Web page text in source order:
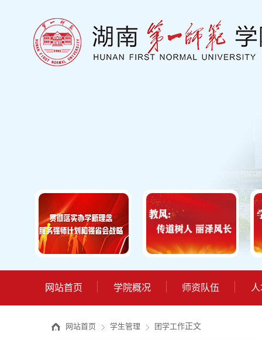
网站首页 学院概况 师资队伍
网站首页 学生管理 团学工作正文